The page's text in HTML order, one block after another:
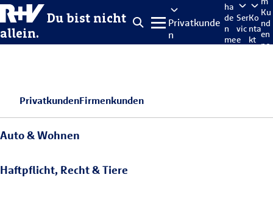
Du bist nicht
allein.
Privatkunde
n
ha
de
n
me
Ser
vic
e
Ko
nta
kt
Ku
nd
en
po
PrivatkundenFirmenkunden
Auto & Wohnen
Haftpflicht, Recht & Tiere